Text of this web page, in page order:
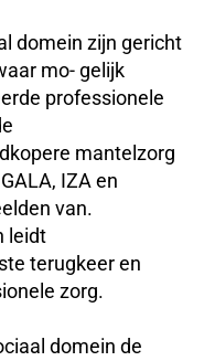
domein zijn gericht
mo- gelijk
professionele
mantelzorg
IZA en
van.
leidt
terugkeer en
zorg.
domein de